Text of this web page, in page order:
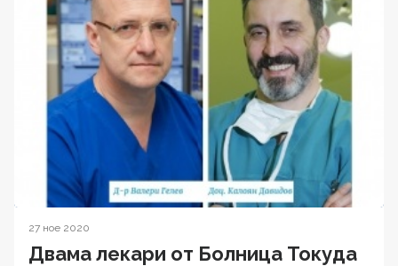
27 ное 2020
Двама лекари от Болница Токуда